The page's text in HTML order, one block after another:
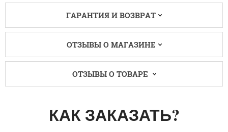
ГАРАНТИЯ И ВОЗВРАТ
ОТЗЫВЫ О МАГАЗИНЕ
ОТЗЫВЫ О ТОВАРЕ
КАК ЗАКАЗАТЬ?